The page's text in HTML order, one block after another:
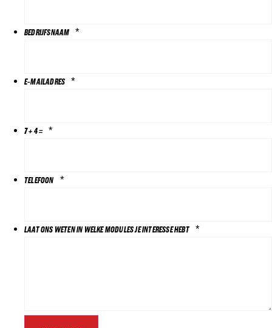
BEDRIJFSNAAM *
E-MAILADRES *
7 + 4 = *
TELEFOON *
LAAT ONS WETEN IN WELKE MODULES JE INTERESSE HEBT *